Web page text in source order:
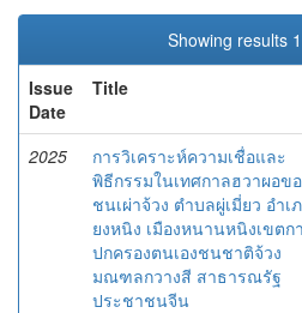
Showing results
Issue
Date
Title
2025
การวิเคราะห์ความเชื่อและ
พิธีกรรมในเทศกาลฮวาผอข
ชนเผ่าจ้วง ตําบลผู่เมี่ยว อําเ
ยงหนิง เมืองหนานหนิงเขตก
ปกครองตนเองชนชาติจ้วง
มณฑลกวางสี สาธารณรัฐ
ประชาชนจีน